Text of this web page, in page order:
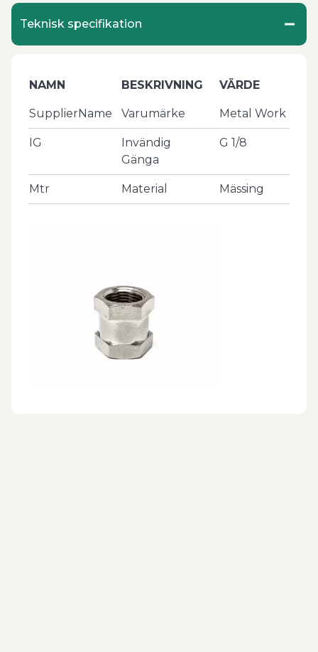
Teknisk specifikation
NAMN BESKRIVNING VÄRDE
SupplierName Varumärke Metal Work
IG
Invändig
Gänga
G 1/8
Mtr Material Mässing